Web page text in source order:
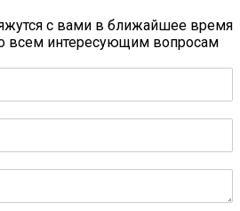
с вами в ближайшее время
всем интересующим вопросам